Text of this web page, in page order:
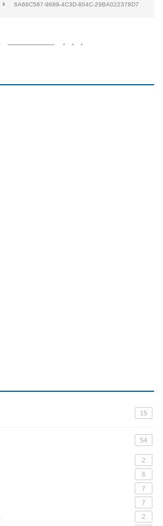
6A66C587-9689-4C3D-804C-29BA022378D7
15
54
2
6
7
7
2